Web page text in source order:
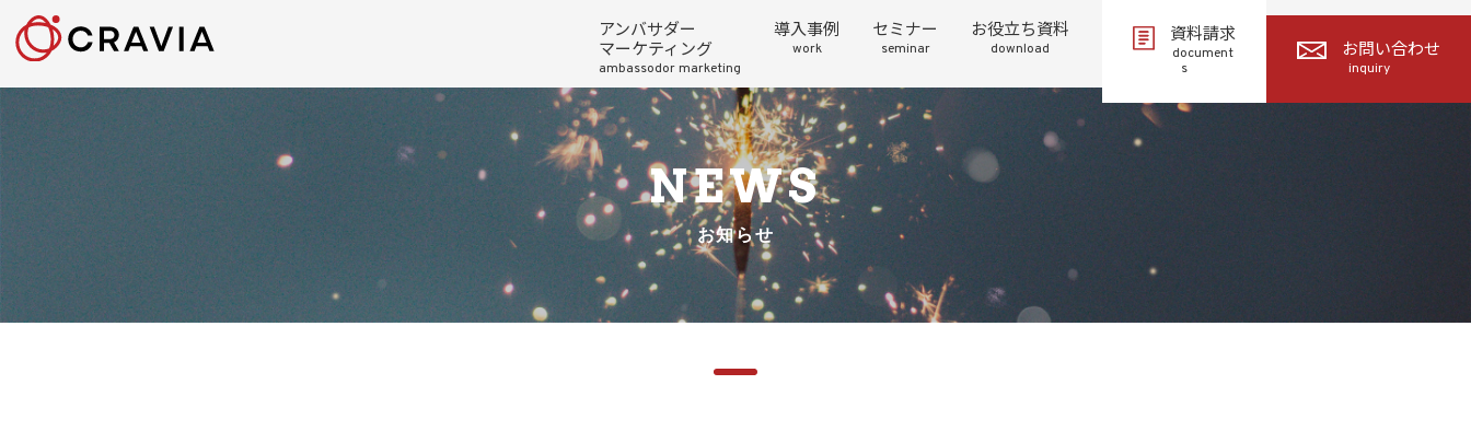
アンバサダー
マーケティング
ambassodor marketing
導入事例
work
セミナー
seminar
お役立ち資料
download
資料請求
document
s
お問い合わせ
inquiry
NEWS
お知らせ